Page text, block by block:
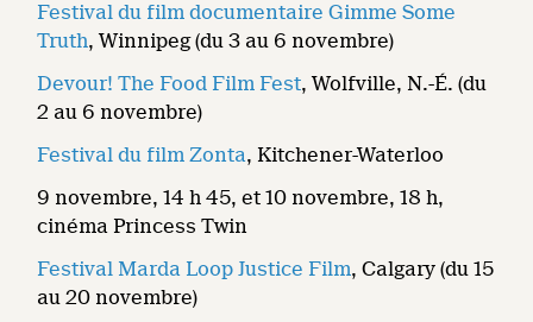
Festival du film documentaire Gimme Some
Truth, Winnipeg (du 3 au 6 novembre)
Devour! The Food Film Fest, Wolfville, N.-É. (du
2 au 6 novembre)
Festival du film Zonta, Kitchener-Waterloo
9 novembre, 14 h 45, et 10 novembre, 18 h,
cinéma Princess Twin
Festival Marda Loop Justice Film, Calgary (du 15
au 20 novembre)